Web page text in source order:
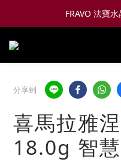
FRAVO 法寶
分享到
喜馬拉雅
18.0g 智